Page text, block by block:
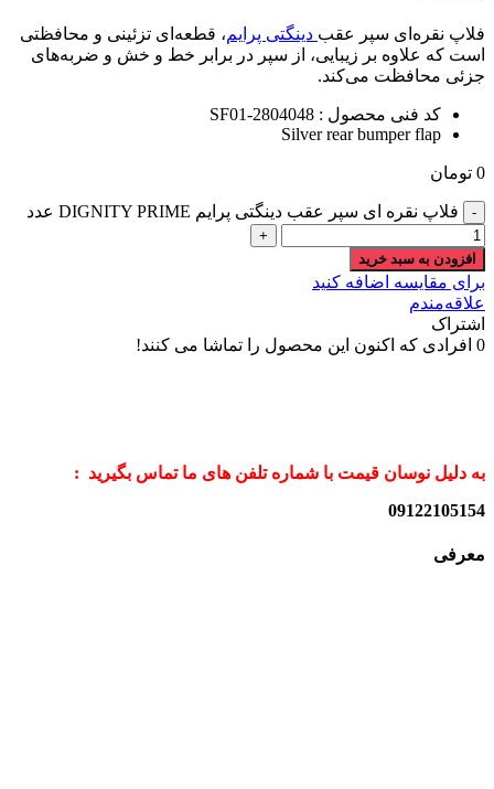
فلاپ نقره‌ای سپر عقب دینگتی پرایم، قطعه‌ای تزئینی و محافظتی
است که علاوه بر زیبایی، از سپر در برابر خط و خش و ضربه‌های
جزئی محافظت می‌کند.
کد فنی محصول : SF01-2804048
Silver rear bumper flap
0 تومان
فلاپ نقره ای سپر عقب دینگتی پرایم DIGNITY PRIME عدد
افزودن به سبد خرید
برای مقایسه اضافه کنید
علاقه‌مندم
اشتراک
0 افرادی که اکنون این محصول را تماشا می کنند!
به دلیل نوسان قیمت با شماره تلفن های ما تماس بگیرید :
09122105154
معرفی